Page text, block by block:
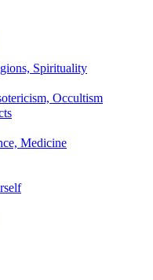
Spirituality
Occultism
Medicine